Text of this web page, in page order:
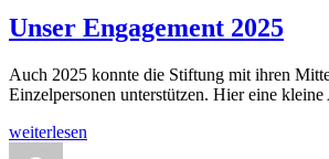
Unser Engagement 2025
Auch 2025 konnte die Stiftung mit ihren
Einzelpersonen unterstützen. Hier eine
„Unser
weiterlesen